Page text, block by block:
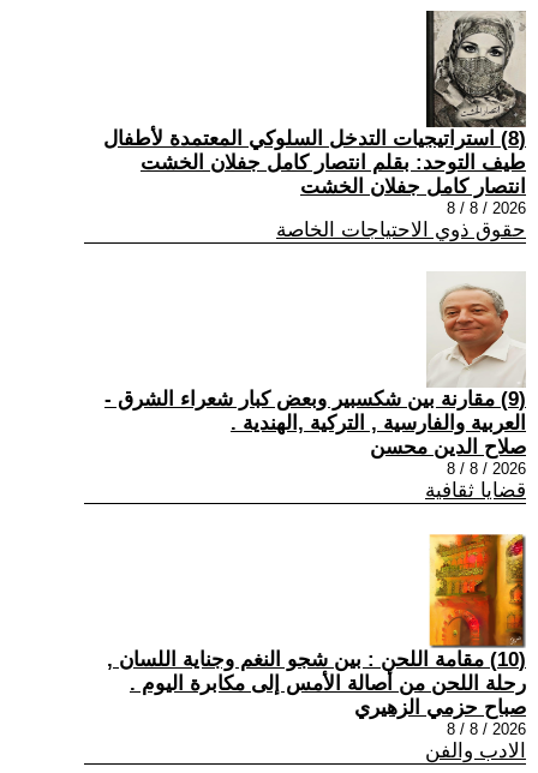
(8) استراتيجيات التدخل السلوكي المعتمدة لأطفال
طيف التوحد: بقلم انتصار كامل جفلان الخشت
انتصار كامل جفلان الخشت
2026 / 8 / 8
حقوق ذوي الاحتياجات الخاصة
(9) مقارنة بين شكسبير وبعض كبار شعراء الشرق -
العربية والفارسية , التركية ,الهندية .
صلاح الدين محسن
2026 / 8 / 8
قضايا ثقافية
(10) مقامة اللحن : بين شجو النغم وجناية اللسان ,
رحلة اللحن من أصالة الأمس إلى مكابرة اليوم .
صباح حزمي الزهيري
2026 / 8 / 8
الادب والفن